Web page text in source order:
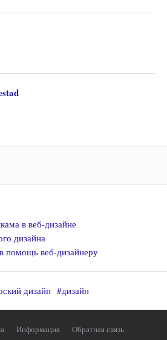
в веб-дизайне
дизайна
помощь веб-дизайнеру
дизайн #дизайн
Информация Обратная связь